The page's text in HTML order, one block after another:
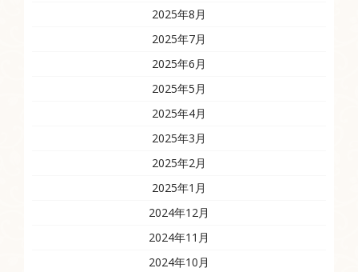
2025年8月
2025年7月
2025年6月
2025年5月
2025年4月
2025年3月
2025年2月
2025年1月
2024年12月
2024年11月
2024年10月